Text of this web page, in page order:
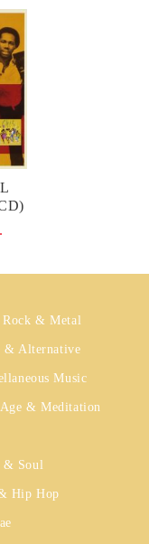
Rock & Metal
& Alternative
Music
& Meditation
& Soul
Hip Hop